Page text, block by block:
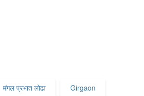
मंगल प्रभात लोढा Girgaon